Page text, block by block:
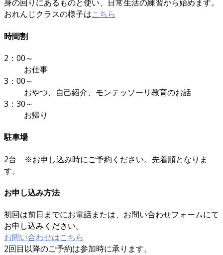
身の回りにあるものと使い、日常生活の練習から始めます。
おれんじクラスの様子はこちら
時間割
2：00～
お仕事
3：00～
おやつ、自己紹介、モンテッソーリ教育のお話
3：30～
お帰り
駐車場
2台 ※お申し込み時にご予約ください。先着順となりま
す。
お申し込み方法
初回は前日までにお電話または、お問い合わせフォームにて
お申し込みください。
お問い合わせはこちら
2回目以降のご予約は参加時に承ります。